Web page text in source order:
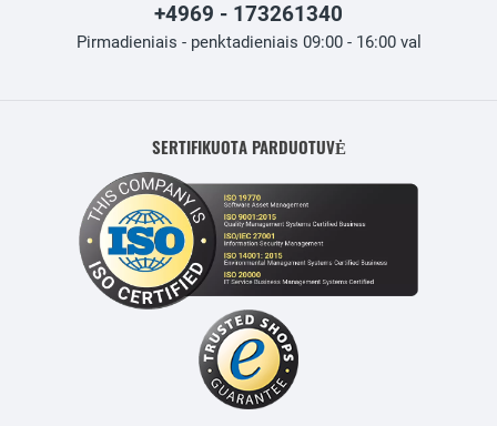
+4969 - 173261340
Pirmadieniais - penktadieniais 09:00 - 16:00 val
SERTIFIKUOTA PARDUOTUVĖ